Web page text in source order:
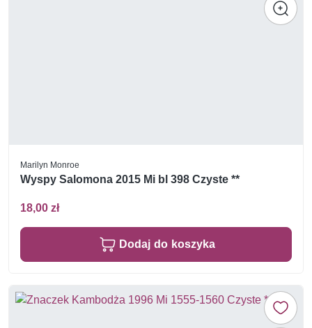
Marilyn Monroe
Wyspy Salomona 2015 Mi bl 398 Czyste **
18,00 zł
Dodaj do koszyka